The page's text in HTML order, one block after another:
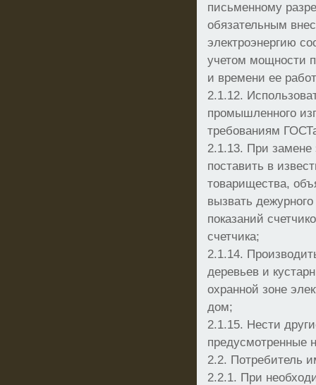
письменному
обязательным
электроэнергию
учетом мощности
и времени ее
2.1.12.
промышленного
требованиям
2.1.13. При замене
поставить в
товарищества,
вызвать
показаний
счетчика;
2.1.14.
деревьев и
охранной зоне
дом;
2.1.15. Нести
предусмотренные
2.2. Потребитель
2.2.1. При